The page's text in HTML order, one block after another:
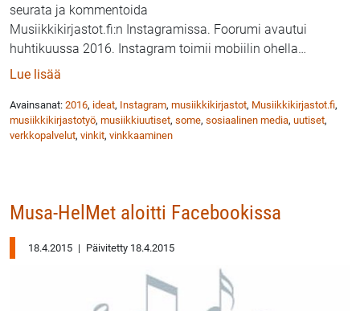
seurata ja kommentoida
Musiikkikirjastot.fi:n Instagramissa. Foorumi avautui
huhtikuussa 2016. Instagram toimii mobiilin ohella…
Lue lisää
Avainsanat: 2016, ideat, Instagram, musiikkikirjastot, Musiikkikirjastot.fi,
musiikkikirjastotyö, musiikkiuutiset, some, sosiaalinen media, uutiset,
verkkopalvelut, vinkit, vinkkaaminen
Musa-HelMet aloitti Facebookissa
18.4.2015 | Päivitetty 18.4.2015